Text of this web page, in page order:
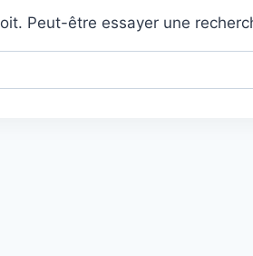
Peut-être essayer une